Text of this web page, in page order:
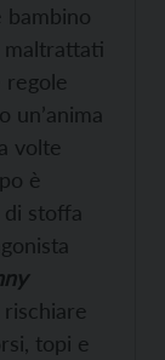
bambino
maltrattati
regole
un’anima
volte
è
stoffa
topi e